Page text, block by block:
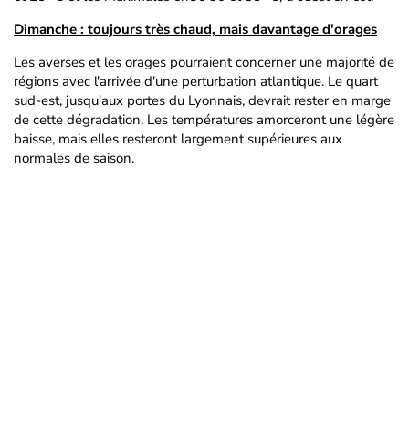
Dimanche : toujours très chaud, mais davantage d'orages
Les averses et les orages pourraient concerner une majorité de
régions avec l'arrivée d'une perturbation atlantique. Le quart
sud-est, jusqu'aux portes du Lyonnais, devrait rester en marge
de cette dégradation. Les températures amorceront une légère
baisse, mais elles resteront largement supérieures aux
normales de saison.